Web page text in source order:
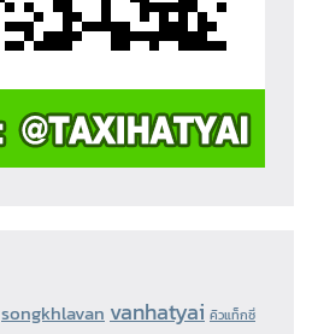
songkhlavan vanhatyai คิวแท็กซี่